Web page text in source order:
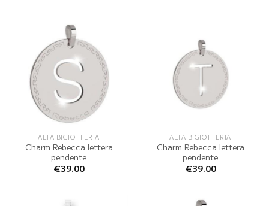
ALTA BIGIOTTERIA
Charm Rebecca lettera
pendente
€39.00
ALTA BIGIOTTERIA
Charm Rebecca lettera
pendente
€39.00